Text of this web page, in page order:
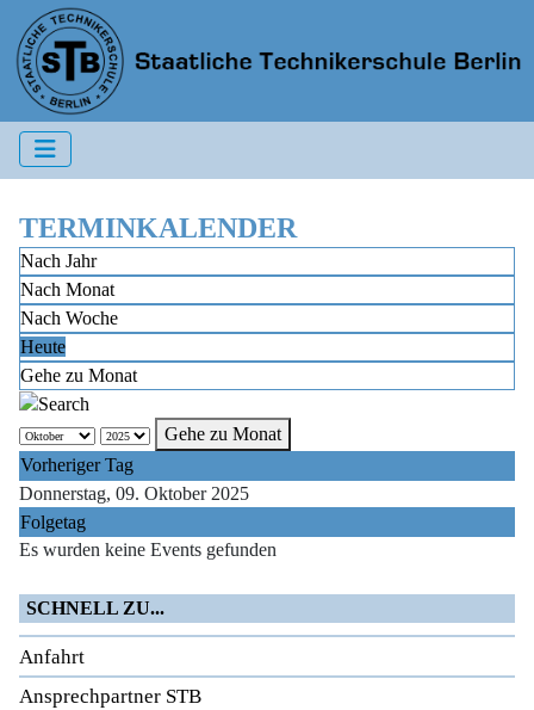
TERMINKALENDER
Nach Jahr
Nach Monat
Nach Woche
Heute
Gehe zu Monat
Gehe zu Monat
Vorheriger Tag
Donnerstag, 09. Oktober 2025
Folgetag
Es wurden keine Events gefunden
SCHNELL ZU...
Anfahrt
Ansprechpartner STB